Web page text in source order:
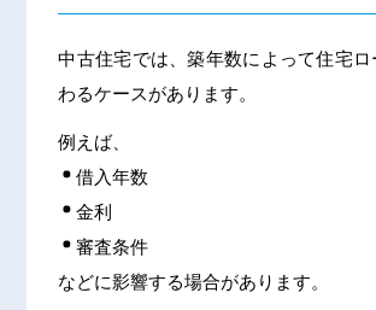
中古住宅では、築年数によって住宅
わるケースがあります。
例えば、
借入年数
金利
審査条件
などに影響する場合があります。